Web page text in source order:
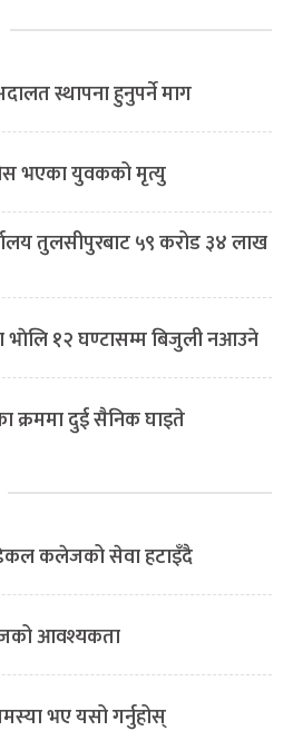
स्थापना हुनुपर्ने माग
भएका युवकको मृत्यु
तुलसीपुरबाट ५९ करोड ३४ लाख
भाेलि १२ घण्टासम्म बिजुली नआउने
क्रममा दुई सैनिक घाइते
कलेजको सेवा हटाइँदै
आवश्यकता
भए यसो गर्नुहोस्